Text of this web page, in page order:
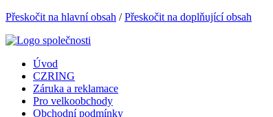
Přeskočit na hlavní obsah /Přeskočit na doplňující obsah
Úvod
CZRING
Záruka a reklamace
Pro velkoobchody
Obchodní podmínky